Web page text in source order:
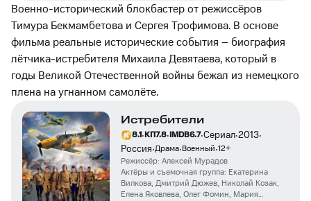
Военно-исторический блокбастер от режиссёров
Тимура Бекмамбетова и Сергея Трофимова. В основе
фильма реальные исторические события – биография
лётчика-истребителя Михаила Девятаева, который в
годы Великой Отечественной войны бежал из немецкого
плена на угнанном самолёте.
Истребители
8.1·КП7.8·IMDB6.7·Сериал·2013·
Россия·Драма·Военный·12+
Режиссёр: Алексей Мурадов
Актёры и съемочная группа: Екатерина
Вилкова, Дмитрий Дюжев, Николай Козак,
Елена Яковлева, Олег Фомин, Мария